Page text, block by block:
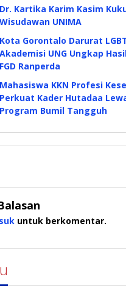
Dr. Kartika Karim Kasim
Wisudawan UNIMA
Kota Gorontalo Darurat
Akademisi UNG Ungkap
FGD Ranperda
Mahasiswa KKN Profesi
Perkuat Kader Hutadaa
Program Bumil Tangguh
untuk berkomentar.